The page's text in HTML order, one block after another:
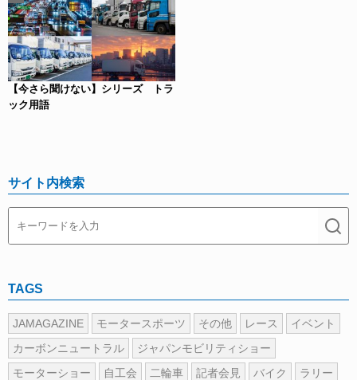
【今さら聞けない】シリーズ トラ
ック用語
サイト内検索
TAGS
JAMAGAZINE モータースポーツ その他 レース
イベント
カーボンニュートラル
ジャパンモビリティショー
モーターショー
自工会 二輪車 記者会見 バイク
ラリー